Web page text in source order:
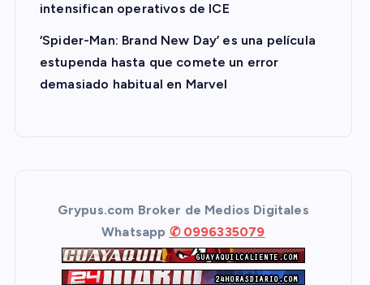
intensifican operativos de ICE
‘Spider-Man: Brand New Day’ es una película
estupenda hasta que comete un error
demasiado habitual en Marvel
Grypus.com Broker de Medios Digitales
Whatsapp ✆ 0996335079